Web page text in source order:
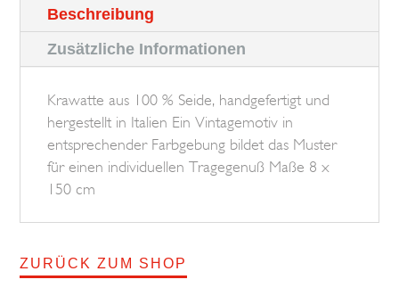
Beschreibung
Zusätzliche Informationen
Krawatte aus 100 % Seide, handgefertigt und
hergestellt in Italien Ein Vintagemotiv in
entsprechender Farbgebung bildet das Muster
für einen individuellen Tragegenuß Maße 8 x
150 cm
ZURÜCK ZUM SHOP